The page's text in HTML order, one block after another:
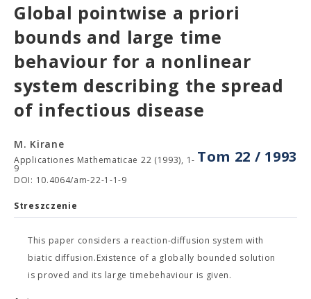
Global pointwise a priori
bounds and large time
behaviour for a nonlinear
system describing the spread
of infectious disease
Tom 22 / 1993
M. Kirane
Applicationes Mathematicae 22 (1993), 1-
9
DOI: 10.4064/am-22-1-1-9
Streszczenie
This paper considers a reaction-diffusion system with
biatic diffusion.Existence of a globally bounded solution
is proved and its large timebehaviour is given.